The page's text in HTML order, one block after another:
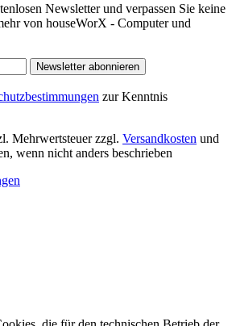
Newsletter und verpassen Sie keine
von houseWorX - Computer und
Newsletter abonnieren
zur Kenntnis
Mehrwertsteuer zzgl. Versandkosten und
wenn nicht anders beschrieben